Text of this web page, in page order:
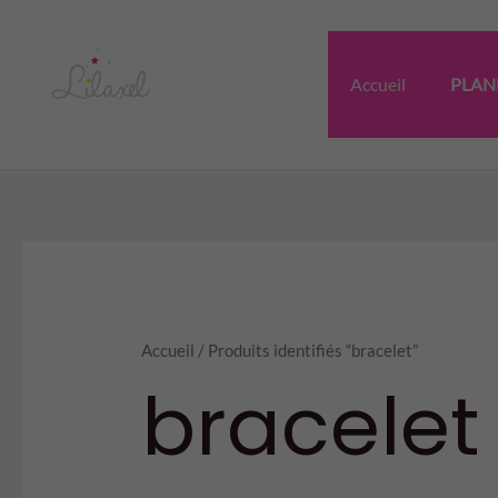
Accueil
Accueil / Produits identifiés “bracelet”
bracelet